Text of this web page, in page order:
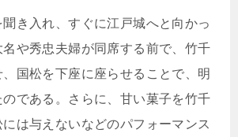
き入れ、すぐに江戸城へと向かっ
や秀忠夫婦が同席する前で、竹千
国松を下座に座らせることで、明
である。さらに、甘い菓子を竹千
は与えないなどのパフォーマンス